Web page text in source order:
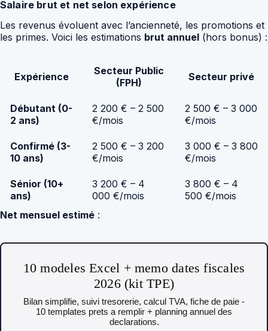
Salaire brut et net selon expérience
Les revenus évoluent avec l’ancienneté, les promotions et
les primes. Voici les estimations brut annuel (hors bonus) :
Expérience
Secteur Public
(FPH)
Secteur privé
Débutant (0-
2 ans)
2 200 € – 2 500
€/mois
2 500 € – 3 000
€/mois
Confirmé (3-
10 ans)
2 500 € – 3 200
€/mois
3 000 € – 3 800
€/mois
Sénior (10+
ans)
3 200 € – 4
000 €/mois
3 800 € – 4
500 €/mois
Net mensuel estimé :
10 modeles Excel + memo dates fiscales
2026 (kit TPE)
Bilan simplifie, suivi tresorerie, calcul TVA, fiche de paie -
10 templates prets a remplir + planning annuel des
declarations.